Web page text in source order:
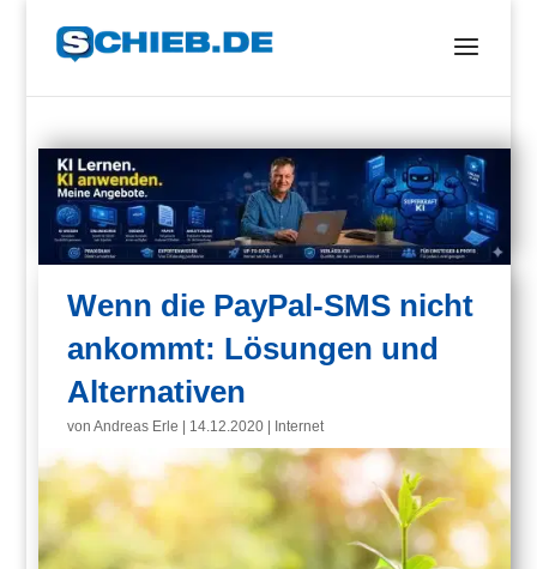
Wenn die PayPal-SMS nicht
ankommt: Lösungen und
Alternativen
vonAndreas Erle 14.12.2020 Internet